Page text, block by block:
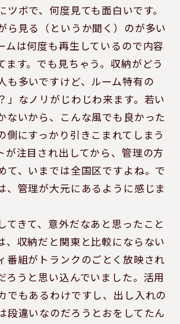
ボで、何度見ても面白いです。
ら見る（というか聞く）のが多い
ムは何度も再生しているので内容
ます。でも見ちゃう。収納がどう
も多いですけど、ルーム特有の
」なノリがじわじわ来ます。若い
ないから、こんな風でも良かった
側にすっかり引きこまれてしまう
が注目され出してから、管理の方
て、いまでは全国区ですよね。で
、管理が大元にあるように感じま
てきて、意外だなあと思ったこと
、収納だと関東と比較にならない
番組がトランクのごとく放映され
ろうと思い込んでいました。活用
でもあるわけですし、出し入れの
段違いなのだろうとおをしてたん